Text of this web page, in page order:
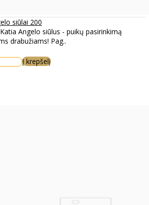
siūlai 200
Angelo siūlus - puikų pasirinkimą
drabužiams! Pag..
Į krepšelį